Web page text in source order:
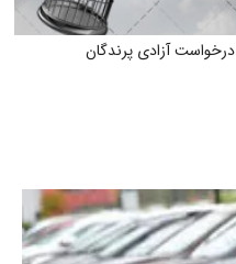
درخواست آزادی پرندگان